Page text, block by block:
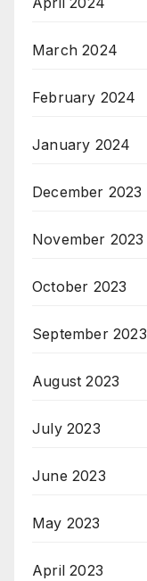
March 2024
February 2024
January 2024
December 2023
November 2023
October 2023
September 2023
August 2023
July 2023
June 2023
May 2023
April 2023